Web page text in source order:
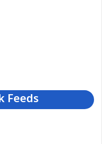
Feeds